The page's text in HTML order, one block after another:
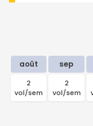
août sep
2
vol/sem
2
vol/sem